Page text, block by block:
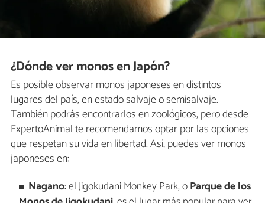
¿Dónde ver monos en Japón?
Es posible observar monos japoneses en distintos
lugares del país, en estado salvaje o semisalvaje.
También podrás encontrarlos en zoológicos, pero desde
ExpertoAnimal te recomendamos optar por las opciones
que respetan su vida en libertad. Así, puedes ver monos
japoneses en:
Nagano: el Jigokudani Monkey Park, oParque de los